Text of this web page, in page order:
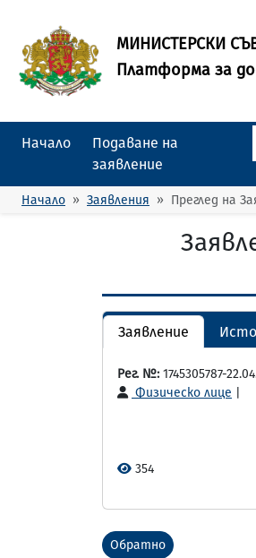
МИНИСТЕРСКИ
Платформа за
Начало
Подаване на
заявление
Начало Заявления Преглед на
Заявление
Рег. №: 1745305787-
Физическо лице
354
Обратно